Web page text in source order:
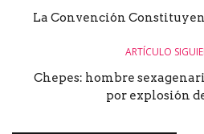
La Convención
ARTÍCULO
Chepes: hombre
por explosión